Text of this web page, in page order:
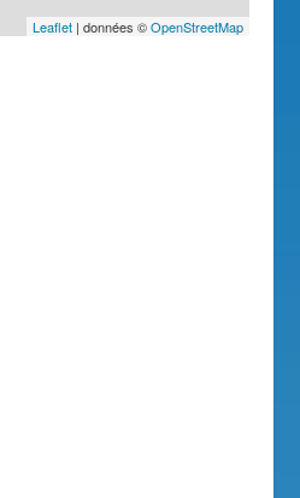
Leaflet| données ©OpenStreetMap